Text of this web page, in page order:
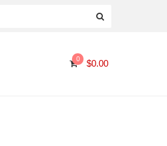
0 $0.00